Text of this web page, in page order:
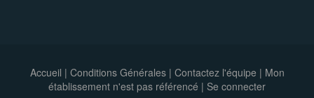
Accueil | Conditions Générales| Contactez l'équipe | Mon
établissement n'est pas référencé | Se connecter